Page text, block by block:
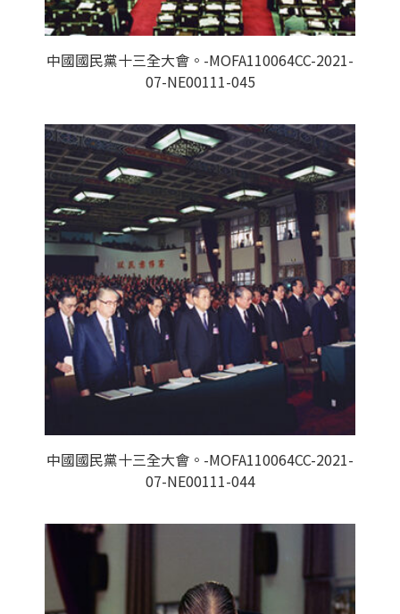
中國國民黨十三全大會。-MOFA110064CC-2021-
07-NE00111-045
中國國民黨十三全大會。-MOFA110064CC-2021-
07-NE00111-044